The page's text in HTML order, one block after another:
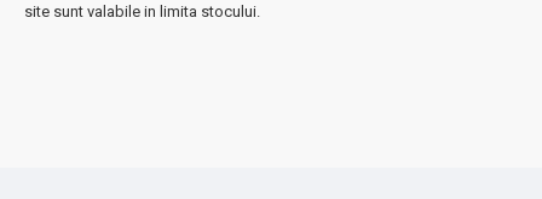
★ Avantaje exclusive:
site sunt valabile in limita stocului.